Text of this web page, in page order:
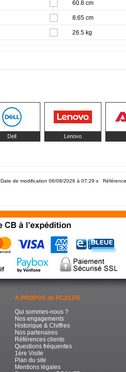
60.8 cm
8.65 cm
26.5 kg
Dell Lenovo
Date de modification 06/08/2026 à 07:29 s
A PROPOS de PC21.FR
Qui sommes-nous ?
Nos engagements
Historique & Chiffres
Nos partenaires
Références clients
Questions fréquentes
1ère Visite
Plan du site
Mentions légales